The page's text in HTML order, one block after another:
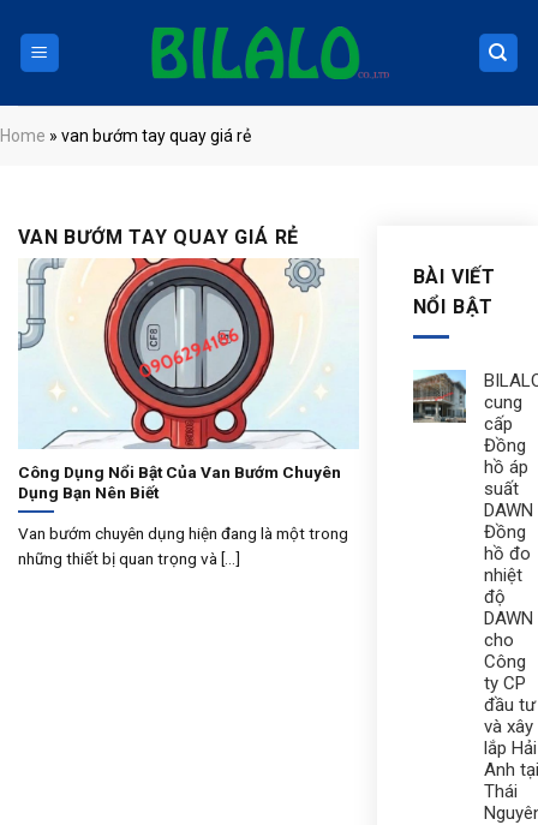
content
Home » van bướm tay quay giá rẻ
VAN BƯỚM TAY QUAY GIÁ RẺ
Công Dụng Nổi Bật Của Van Bướm Chuyên
Dụng Bạn Nên Biết
Van bướm chuyên dụng hiện đang là một trong
những thiết bị quan trọng và [...]
BÀI VIẾT
NỔI BẬT
cung
cấp
Đồng
hồ áp
suất
DAWN
Đồng
hồ đo
nhiệt
độ
DAWN
cho
Công
ty CP
đầu tư
và xây
lắp Hải
Anh tại
Thái